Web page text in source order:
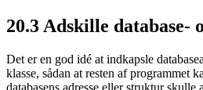
20.3 Adskille database-
Det er en god idé at indkapsle
klasse, sådan at resten af programmet
databasens adresse eller struktur skulle